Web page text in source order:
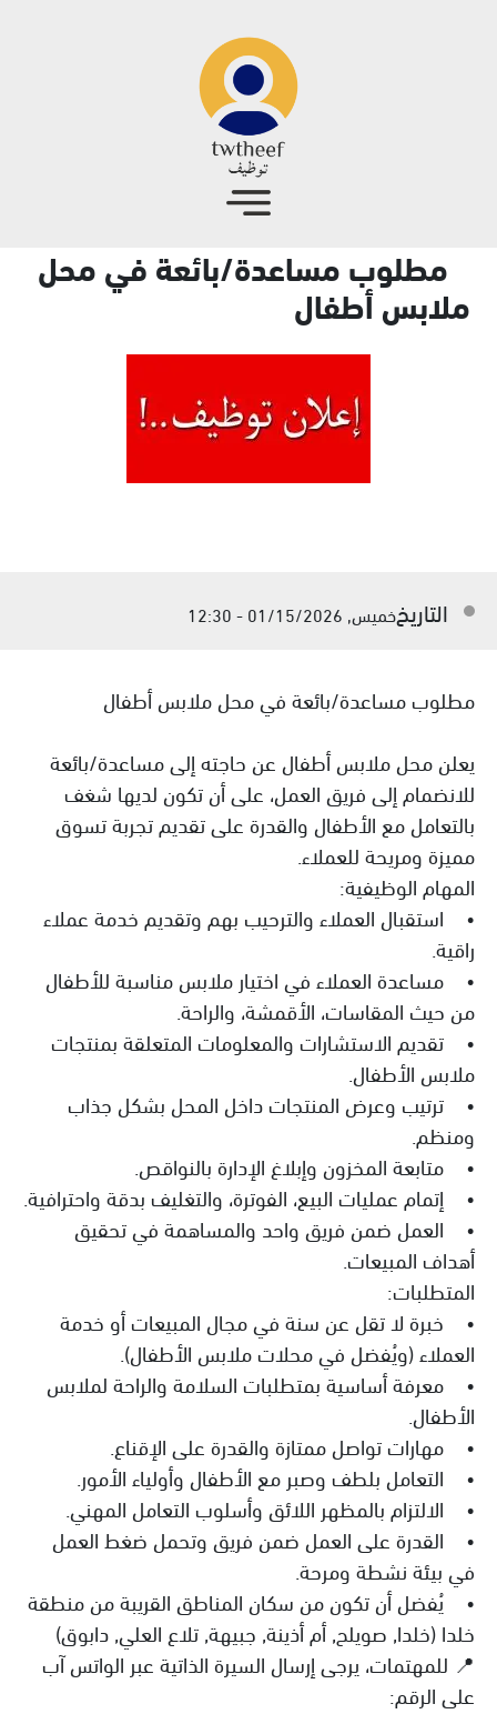
مطلوب مساعدة/بائعة في محل
ملابس أطفال
التاريخخميس, 01/15/2026 - 12:30
مطلوب مساعدة/بائعة في محل ملابس أطفال
يعلن محل ملابس أطفال عن حاجته إلى مساعدة/بائعة
للانضمام إلى فريق العمل، على أن تكون لديها شغف
بالتعامل مع الأطفال والقدرة على تقديم تجربة تسوق
مميزة ومريحة للعملاء.
المهام الوظيفية:
• استقبال العملاء والترحيب بهم وتقديم خدمة عملاء
راقية.
• مساعدة العملاء في اختيار ملابس مناسبة للأطفال
من حيث المقاسات، الأقمشة، والراحة.
• تقديم الاستشارات والمعلومات المتعلقة بمنتجات
ملابس الأطفال.
• ترتيب وعرض المنتجات داخل المحل بشكل جذاب
ومنظم.
• متابعة المخزون وإبلاغ الإدارة بالنواقص.
• إتمام عمليات البيع، الفوترة، والتغليف بدقة واحترافية.
• العمل ضمن فريق واحد والمساهمة في تحقيق
أهداف المبيعات.
المتطلبات:
• خبرة لا تقل عن سنة في مجال المبيعات أو خدمة
العملاء (ويُفضل في محلات ملابس الأطفال).
• معرفة أساسية بمتطلبات السلامة والراحة لملابس
الأطفال.
• مهارات تواصل ممتازة والقدرة على الإقناع.
• التعامل بلطف وصبر مع الأطفال وأولياء الأمور.
• الالتزام بالمظهر اللائق وأسلوب التعامل المهني.
• القدرة على العمل ضمن فريق وتحمل ضغط العمل
في بيئة نشطة ومرحة.
• يُفضل أن تكون من سكان المناطق القريبة من منطقة
خلدا (خلدا, صويلح, أم أذينة, جبيهة, تلاع العلي, دابوق)
📍 للمهتمات، يرجى إرسال السيرة الذاتية عبر الواتس آب
على الرقم: